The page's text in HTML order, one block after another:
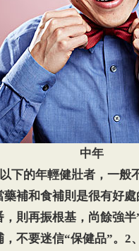
中年
下的年輕健壯者，一般
補和食補則是很有好
則再振根基，尚餘強
不要迷信“保健品”。2